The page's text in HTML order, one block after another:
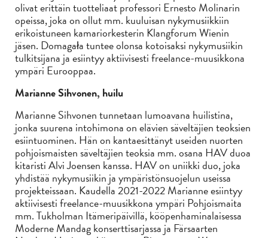
olivat erittäin tuotteliaat professori Ernesto Molinarin
opeissa, joka on ollut mm. kuuluisan nykymusiikkiin
erikoistuneen kamariorkesterin Klangforum Wienin
jäsen. Domagała tuntee olonsa kotoisaksi nykymusiikin
tulkitsijana ja esiintyy aktiivisesti freelance-muusikkona
ympäri Eurooppaa.
Marianne Sihvonen, huilu
Marianne Sihvonen tunnetaan lumoavana huilistina,
jonka suurena intohimona on elävien säveltäjien teoksien
esiintuominen. Hän on kantaesittänyt useiden nuorten
pohjoismaisten säveltäjien teoksia mm. osana HAV duoa
kitaristi Alvi Joensen kanssa. HAV on uniikki duo, joka
yhdistää nykymusiikin ja ympäristönsuojelun useissa
projekteissaan. Kaudella 2021-2022 Marianne esiintyy
aktiivisesti freelance-muusikkona ympäri Pohjoismaita
mm. Tukholman Itämeripäivillä, kööpenhaminalaisessa
Moderne Mandag konserttisarjassa ja Färsaarten